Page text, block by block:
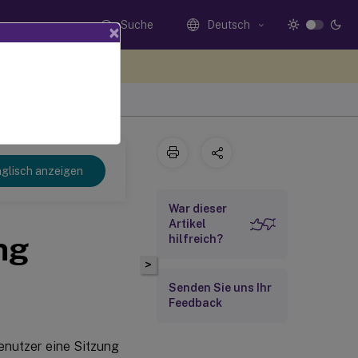
Suche Deutsch
anzeigen
eine Sitzung
>
War dieser
Artikel
hilfreich?
Senden Sie uns Ihr
Feedback
×